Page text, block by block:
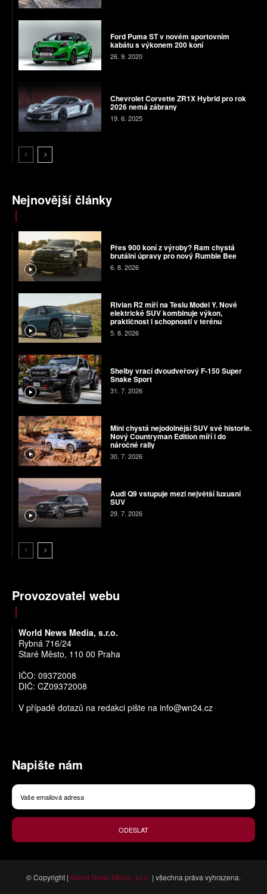
Ford Puma ST v novém sportovním
kabátu s výkonem 200 koní
26. 9. 2020
Chevrolet Corvette ZR1X Hybrid pro rok
2026 nemá zábrany
19. 6. 2025
Nejnovější články
Přes 900 koní z výroby? Ram chystá
brutální úpravy pro nový Rumble Bee
6. 8. 2026
Rivian R2 míří na Teslu Model Y. Nové
elektrické SUV kombinuje výkon,
praktičnost i schopnosti v terénu
5. 8. 2026
Shelby vrací dvoudveřový F-150 Super
Snake Sport
31. 7. 2026
Mini chystá nejodolnější SUV své historie.
Nový Countryman Edition míří i do
náročné rally
30. 7. 2026
Audi Q9 vstupuje mezi největší luxusní
SUV
29. 7. 2026
Provozovatel webu
World News Media, s.r.o.
Rybná 716/24
Staré Město, 110 00 Praha
IČO: 09372008
DIČ: CZ09372008
V případě dotazů na redakci pište na info@wn24.cz
Napište nám
ODESLAT
© Copyright | World News Media, s.r.o. | všechna práva vyhrazena.